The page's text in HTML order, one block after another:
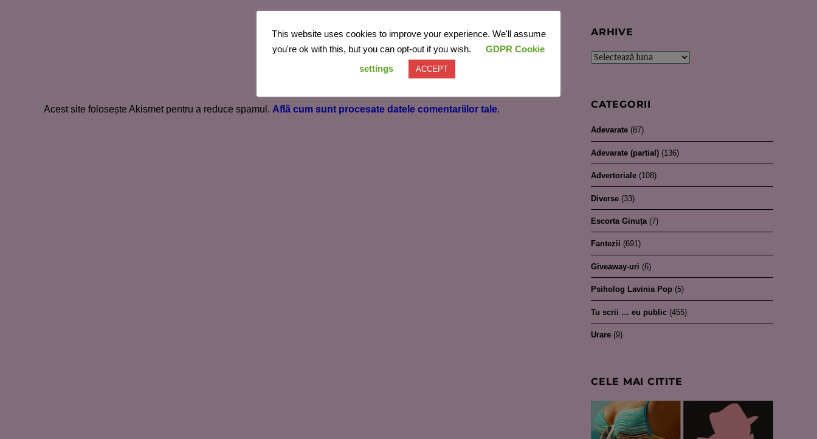
Acest site folosește Akismet pentru a reduce spamul. Află cum sunt procesate datele comentariilor tale.
ARHIVE
Arhive
CATEGORII
Adevarate (87)
Adevarate (partial) (136)
Advertoriale (108)
Diverse (33)
Escorta Ginuța (7)
Fantezii (691)
Giveaway-uri (6)
Psiholog Lavinia Pop (5)
Tu scrii … eu public (455)
Urare (9)
CELE MAI CITITE
This website uses cookies to improve your experience. We'll assume
you're ok with this, but you can opt-out if you wish.
GDPR Cookie
settings
ACCEPT